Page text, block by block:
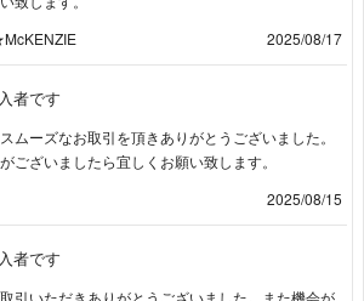
2025/08/17
者です
ムーズなお取引を頂きありがとうございました。
ございましたら宜しくお願い致します。
2025/08/15
者です
引いただきありがとうございました。また機会が